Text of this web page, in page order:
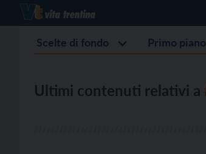
Scelte di fondo Primo piano
Ultimi contenuti relativi a